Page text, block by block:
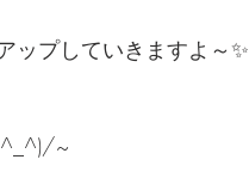
ップしていきますよ～✨️
~